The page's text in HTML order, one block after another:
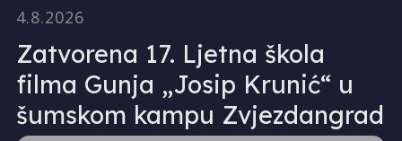
4.8.2026
Zatvorena 17. Ljetna škola
filma Gunja „Josip Krunić“ u
šumskom kampu Zvjezdangrad